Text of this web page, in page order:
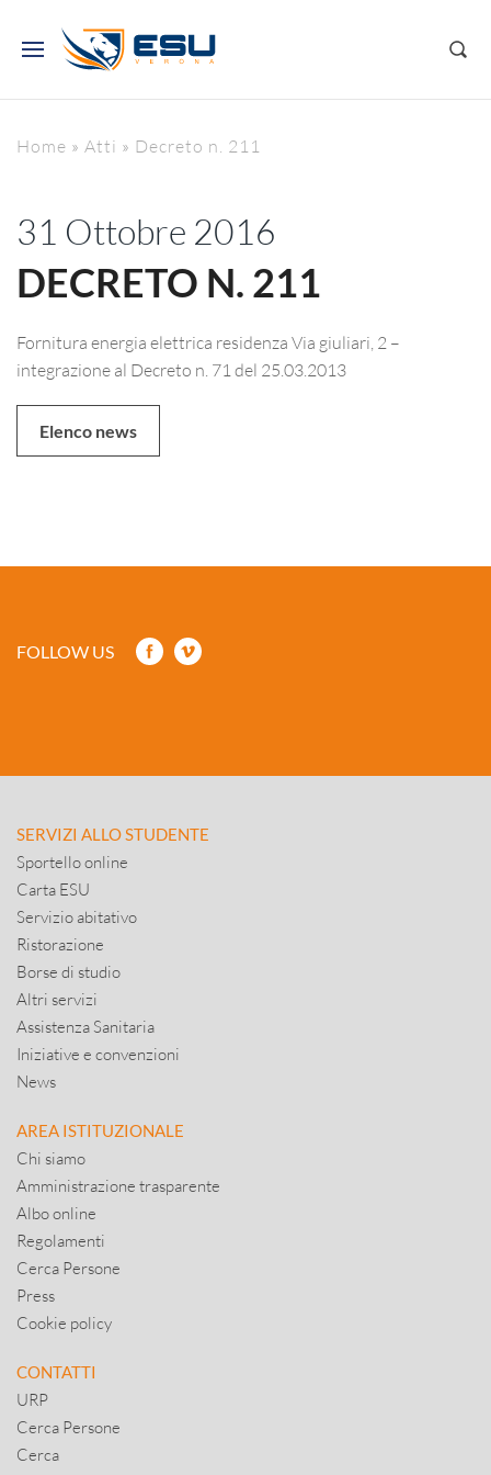
Home » Atti » Decreto n. 211
31 Ottobre 2016
DECRETO N. 211
Fornitura energia elettrica residenza Via giuliari, 2 –
integrazione al Decreto n. 71 del 25.03.2013
Elenco news
FOLLOW US
SERVIZI ALLO STUDENTE
Sportello online
Carta ESU
Servizio abitativo
Ristorazione
Borse di studio
Altri servizi
Assistenza Sanitaria
Iniziative e convenzioni
News
AREA ISTITUZIONALE
Chi siamo
Amministrazione trasparente
Albo online
Regolamenti
Cerca Persone
Press
Cookie policy
CONTATTI
URP
Cerca Persone
Cerca